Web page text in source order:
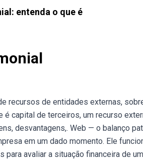
entenda o que é
recursos de entidades externas,
capital de terceiros, um recurso
desvantagens,. Web — o balanço
em um dado momento. Ele
avaliar a situação financeira de